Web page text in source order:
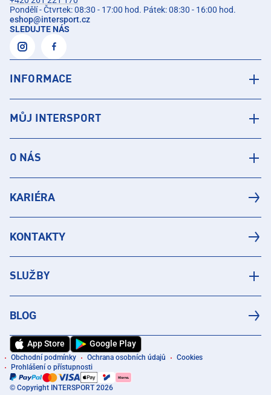
Pondělí - Čtvrtek: 08:30 - 17:00 hod. Pátek: 08:30 - 16:00 hod.
eshop@intersport.cz
SLEDUJTE NÁS
INFORMACE
MŮJ INTERSPORT
O NÁS
KARIÉRA
KONTAKTY
SLUŽBY
BLOG
App Store Google Play
Obchodní podmínky Ochrana osobních údajů
Cookies
Prohlášení o přístupnosti
© Copyright INTERSPORT 2026